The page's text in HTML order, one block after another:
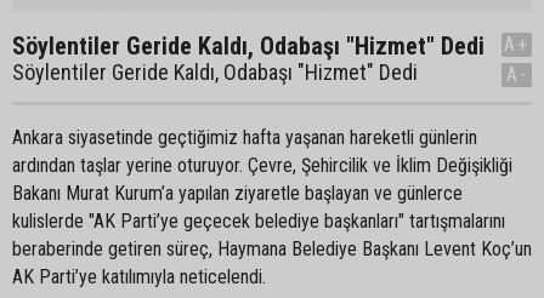
Söylentiler Geride Kaldı, Odabaşı "Hizmet" Dedi
Söylentiler Geride Kaldı, Odabaşı "Hizmet" Dedi
A+
A-
Ankara siyasetinde geçtiğimiz hafta yaşanan hareketli günlerin
ardından taşlar yerine oturuyor. Çevre, Şehircilik ve İklim Değişikliği
Bakanı Murat Kurum’a yapılan ziyaretle başlayan ve günlerce
kulislerde "AK Parti’ye geçecek belediye başkanları" tartışmalarını
beraberinde getiren süreç, Haymana Belediye Başkanı Levent Koç’un
AK Parti’ye katılımıyla neticelendi.